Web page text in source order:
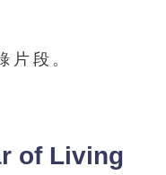
片段。
of Living